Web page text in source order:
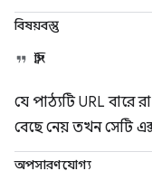
বিষয়বস্তু
স্ট্রিং
যে পাঠ্যটি URL বারে
বেছে নেয় তখন সেটি
অপসারণযোগ্য